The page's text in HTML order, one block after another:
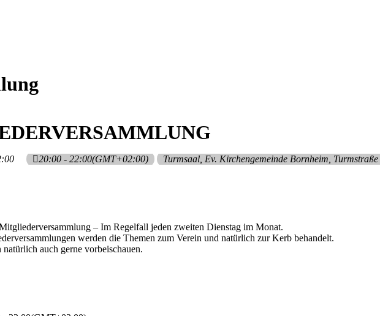
20:00 - 22:00(GMT+02:00) Turmsaal, Ev. Kirchengemeinde Bornheim ,
– Im Regelfall jeden zweiten Dienstag im Monat.
werden die Themen zum Verein und natürlich zur Kerb behandelt.
natürlich auch gerne vorbeischauen.